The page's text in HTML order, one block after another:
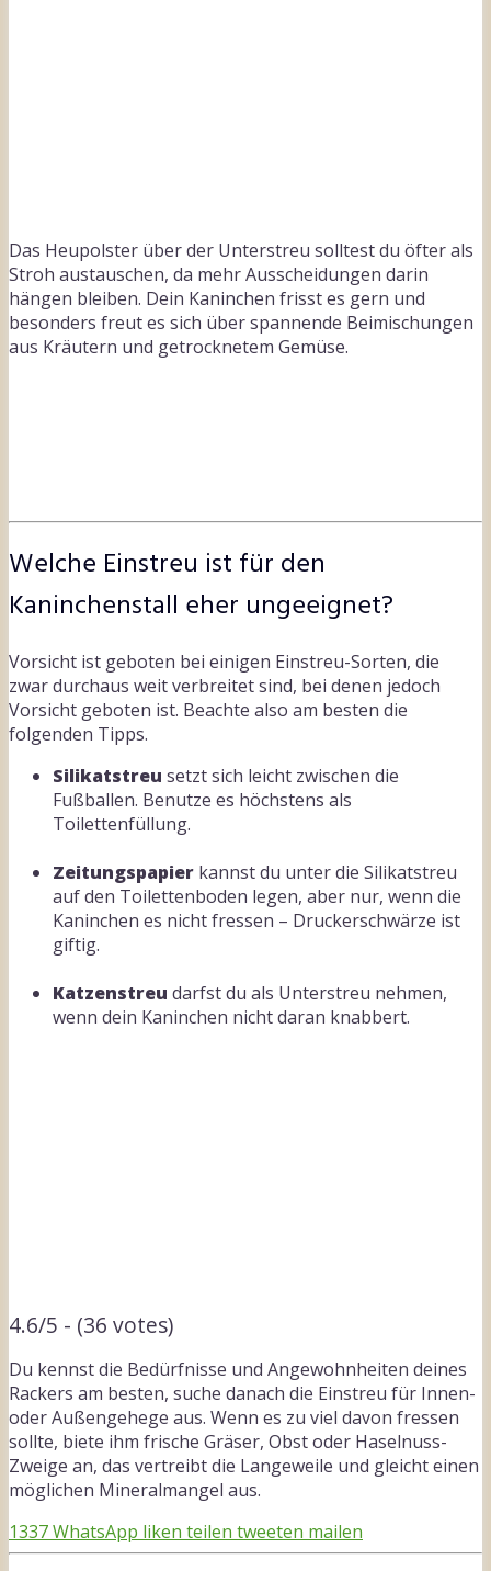
Das Heupolster über der Unterstreu solltest du öfter als
Stroh austauschen, da mehr Ausscheidungen darin
hängen bleiben. Dein Kaninchen frisst es gern und
besonders freut es sich über spannende Beimischungen
aus Kräutern und getrocknetem Gemüse.
Welche Einstreu ist für den
Kaninchenstall eher ungeeignet?
Vorsicht ist geboten bei einigen Einstreu-Sorten, die
zwar durchaus weit verbreitet sind, bei denen jedoch
Vorsicht geboten ist. Beachte also am besten die
folgenden Tipps.
Silikatstreu setzt sich leicht zwischen die
Fußballen. Benutze es höchstens als
Toilettenfüllung.
Zeitungspapier kannst du unter die Silikatstreu
auf den Toilettenboden legen, aber nur, wenn die
Kaninchen es nicht fressen – Druckerschwärze ist
giftig.
Katzenstreu darfst du als Unterstreu nehmen,
wenn dein Kaninchen nicht daran knabbert.
4.6/5 - (36 votes)
Du kennst die Bedürfnisse und Angewohnheiten deines
Rackers am besten, suche danach die Einstreu für Innen-
oder Außengehege aus. Wenn es zu viel davon fressen
sollte, biete ihm frische Gräser, Obst oder Haselnuss-
Zweige an, das vertreibt die Langeweile und gleicht einen
möglichen Mineralmangel aus.
1337WhatsApp liken teilen tweeten mailen